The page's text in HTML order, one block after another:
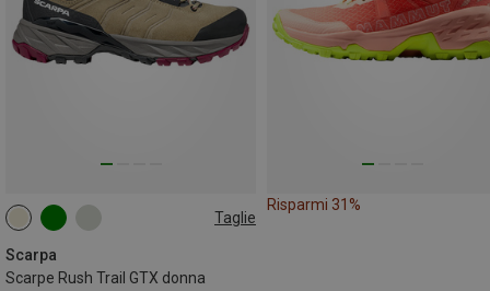
Taglie
Scarpa
Scarpe Rush Trail GTX donna
Risparmi 31%